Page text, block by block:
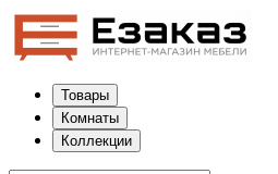
Товары
Комнаты
Коллекции